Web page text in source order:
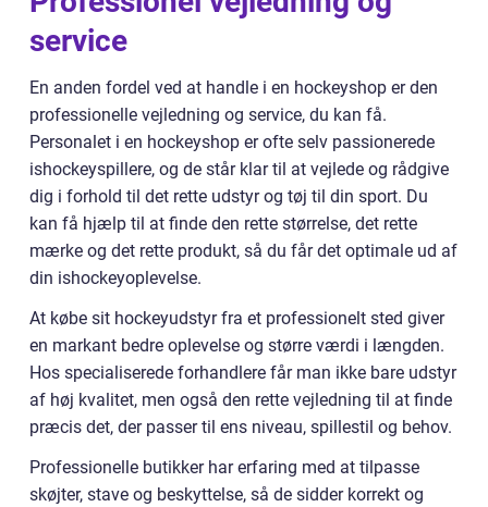
service
En anden fordel ved at handle i en hockeyshop er den
professionelle vejledning og service, du kan få.
Personalet i en hockeyshop er ofte selv passionerede
ishockeyspillere, og de står klar til at vejlede og rådgive
dig i forhold til det rette udstyr og tøj til din sport. Du
kan få hjælp til at finde den rette størrelse, det rette
mærke og det rette produkt, så du får det optimale ud af
din ishockeyoplevelse.
At købe sit hockeyudstyr fra et professionelt sted giver
en markant bedre oplevelse og større værdi i længden.
Hos specialiserede forhandlere får man ikke bare udstyr
af høj kvalitet, men også den rette vejledning til at finde
præcis det, der passer til ens niveau, spillestil og behov.
Professionelle butikker har erfaring med at tilpasse
skøjter, stave og beskyttelse, så de sidder korrekt og